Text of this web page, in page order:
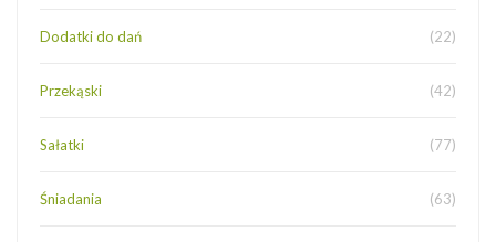
Dodatki do dań (22)
Przekąski (42)
Sałatki (77)
Śniadania (63)